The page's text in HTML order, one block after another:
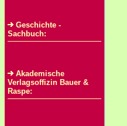
Geschichte -
Sachbuch:
Akademische
Verlagsoffizin Bauer &
Raspe: